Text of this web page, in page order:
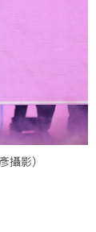
攝影）